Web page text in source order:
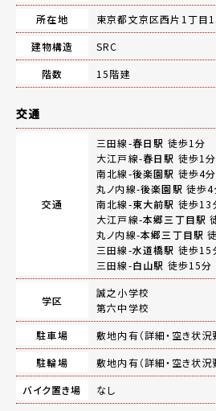
所在地
東京都文京区西片1丁目
建物構造
SRC
階数
15階建
交通
交通
三田線-春日駅 徒歩1分
大江戸線-春日駅 徒歩1分
南北線-後楽園駅 徒歩4分
丸ノ内線-後楽園駅 徒歩4
南北線-東大前駅 徒歩13
大江戸線-本郷三丁目駅
丸ノ内線-本郷三丁目駅
三田線-水道橋駅 徒歩15
三田線-白山駅 徒歩15分
学区
誠之小学校
第六中学校
駐車場
敷地内有（詳細・空き状況
駐輪場
敷地内有（詳細・空き状況
バイク置き場
なし